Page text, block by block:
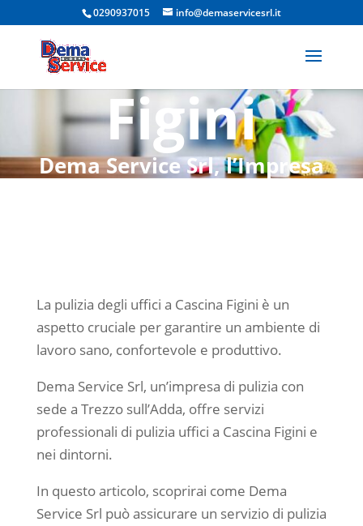
0290937015 info@demaservicesrl.it
Cascina
Figini
Dema Service Srl, l’Impresa
di Pulizia Locale per un
La pulizia degli uffici a Cascina Figini è un
aspetto cruciale per garantire un ambiente di
lavoro sano, confortevole e produttivo.
Dema Service Srl, un’impresa di pulizia con
sede a Trezzo sull’Adda, offre servizi
professionali di pulizia uffici a Cascina Figini e
nei dintorni.
In questo articolo, scoprirai come Dema
Service Srl può assicurare un servizio di pulizia